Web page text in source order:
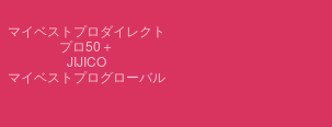
マイベストプロダイレクト
プロ50＋
JIJICO
マイベストプログローバル